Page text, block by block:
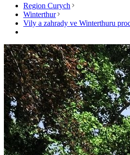
Region Curych
Winterthur
Vily a zahrady ve Winterthuru